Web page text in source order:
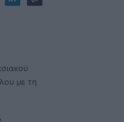
με τη